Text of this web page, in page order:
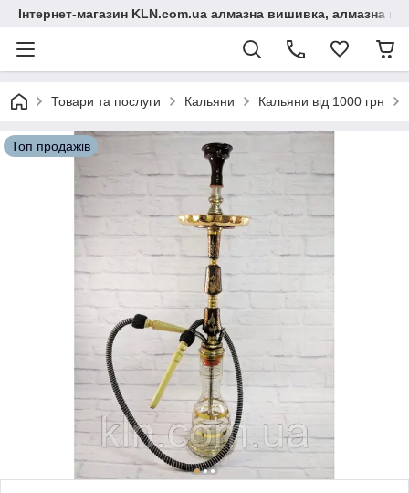
Інтернет-магазин KLN.com.ua алмазна вишивка, алмазна
Товари та послуги Кальяни Кальяни від 1000 грн
Топ продажів